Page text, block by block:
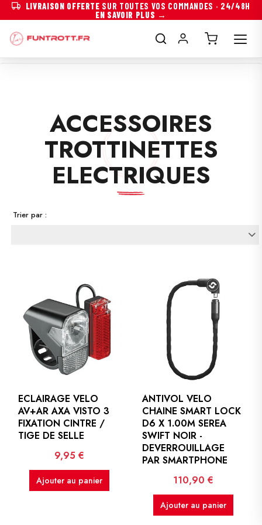
LIVRAISON OFFERTE SUR TOUTES VOS COMMANDES · 24/48H
EN SAVOIR PLUS →
ACCESSOIRES
TROTTINETTES
ELECTRIQUES
Trier par :
ECLAIRAGE VELO
AV+AR AXA VISTO 3
FIXATION CINTRE /
TIGE DE SELLE
Prix
9,95 €
Ajouter au panier
ANTIVOL VELO
CHAINE SMART LOCK
D6 X 1.00M SEREA
SWIFT NOIR -
DEVERROUILLAGE
PAR SMARTPHONE
Prix
110,90 €
Ajouter au panier